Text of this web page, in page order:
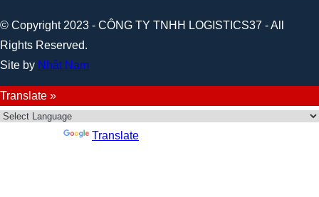
© Copyright 2023 - CÔNG TY TNHH LOGISTICS37 - All
Rights Reserved.
Site by Nhật Nam
Translate »
Translate